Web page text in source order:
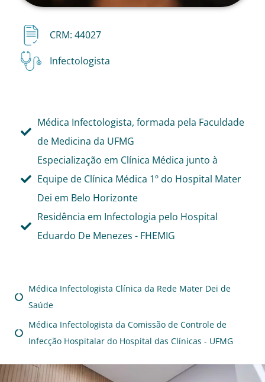
CRM: 44027
Infectologista
Médica Infectologista, formada pela Faculdade
de Medicina da UFMG
Especialização em Clínica Médica junto à
Equipe de Clínica Médica 1º do Hospital Mater
Dei em Belo Horizonte
Residência em Infectologia pelo Hospital
Eduardo De Menezes - FHEMIG
Médica Infectologista Clínica da Rede Mater Dei de
Saúde
Médica Infectologista da Comissão de Controle de
Infecção Hospitalar do Hospital das Clínicas - UFMG